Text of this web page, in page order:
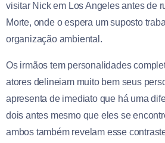
visitar Nick em Los Angeles antes de
Morte, onde o espera um suposto
organização ambiental.
Os irmãos tem personalidades
atores delineiam muito bem seus
apresenta de imediato que há uma
dois antes mesmo que eles se
ambos também revelam esse